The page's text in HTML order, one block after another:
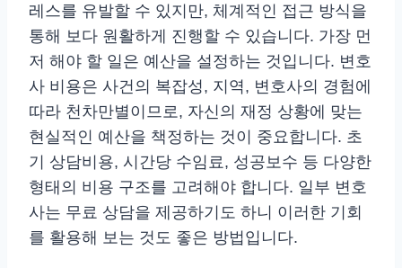
레스를 유발할 수 있지만, 체계적인 접근 방식을
통해 보다 원활하게 진행할 수 있습니다. 가장 먼
저 해야 할 일은 예산을 설정하는 것입니다. 변호
사 비용은 사건의 복잡성, 지역, 변호사의 경험에
따라 천차만별이므로, 자신의 재정 상황에 맞는
현실적인 예산을 책정하는 것이 중요합니다. 초
기 상담비용, 시간당 수임료, 성공보수 등 다양한
형태의 비용 구조를 고려해야 합니다. 일부 변호
사는 무료 상담을 제공하기도 하니 이러한 기회
를 활용해 보는 것도 좋은 방법입니다.